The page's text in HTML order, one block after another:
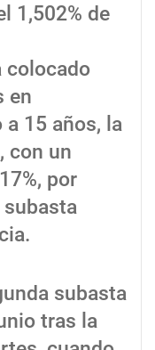
1,502% de
colocado
en
15 años, la
con un
por
subasta
subasta
tras la